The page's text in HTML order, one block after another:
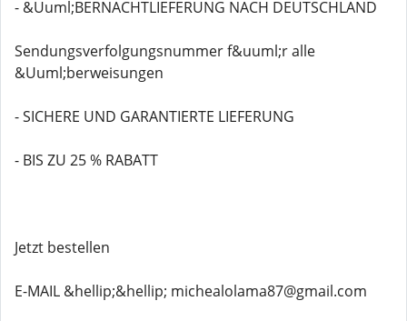
- &Uuml;BERNACHTLIEFERUNG NACH DEUTSCHLAND
Sendungsverfolgungsnummer f&uuml;r alle
&Uuml;berweisungen
- SICHERE UND GARANTIERTE LIEFERUNG
- BIS ZU 25 % RABATT
Jetzt bestellen
E-MAIL &hellip;&hellip; michealolama87@gmail.com